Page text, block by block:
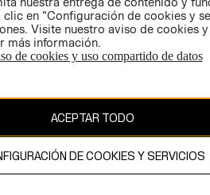
está protegido por copyright y es
Mauritz AB.
clic en “Configuración de cookies y
Visite nuestro aviso de cookies
más información.
de cookies y uso compartido de datos
ACEPTAR TODO
DE COOKIES Y SERVICIOS